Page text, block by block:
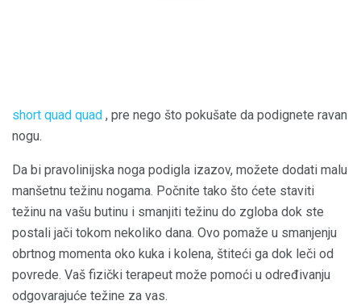
short quad quad , pre nego što pokušate da podignete ravan
nogu.
Da bi pravolinijska noga podigla izazov, možete dodati malu
manšetnu težinu nogama. Počnite tako što ćete staviti
težinu na vašu butinu i smanjiti težinu do zgloba dok ste
postali jači tokom nekoliko dana. Ovo pomaže u smanjenju
obrtnog momenta oko kuka i kolena, štiteći ga dok leči od
povrede. Vaš fizički terapeut može pomoći u određivanju
odgovarajuće težine za vas.